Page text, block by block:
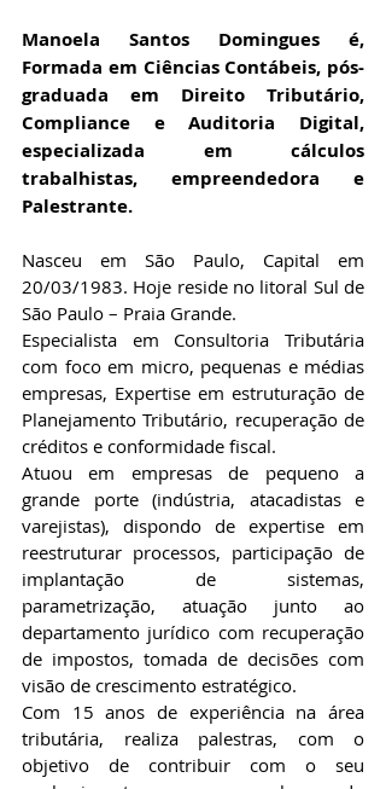
Manoela Santos Domingues é,
Formada em Ciências Contábeis, pós-
graduada em Direito Tributário,
Compliance e Auditoria Digital,
especializada em cálculos
trabalhistas, empreendedora e
Palestrante.
Nasceu em São Paulo, Capital em
20/03/1983. Hoje reside no litoral Sul de
São Paulo – Praia Grande.
Especialista em Consultoria Tributária
com foco em micro, pequenas e médias
empresas, Expertise em estruturação de
Planejamento Tributário, recuperação de
créditos e conformidade fiscal.
Atuou em empresas de pequeno a
grande porte (indústria, atacadistas e
varejistas), dispondo de expertise em
reestruturar processos, participação de
implantação de sistemas,
parametrização, atuação junto ao
departamento jurídico com recuperação
de impostos, tomada de decisões com
visão de crescimento estratégico.
Com 15 anos de experiência na área
tributária, realiza palestras, com o
objetivo de contribuir com o seu